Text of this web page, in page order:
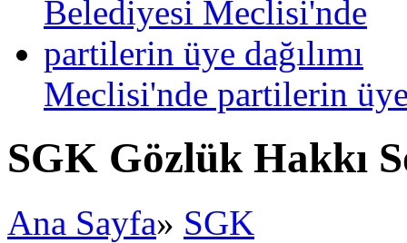
Meclisi'nde partilerin üye
SGK Gözlük Hakkı
Ana Sayfa» SGK